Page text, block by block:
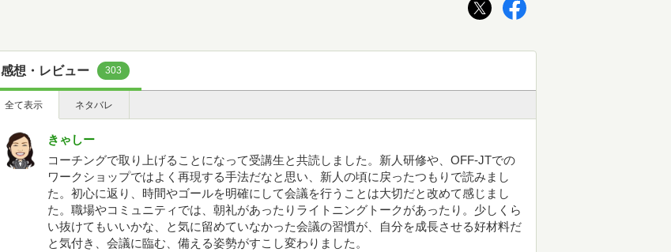
感想・レビュー 303
全て表示 ネタバレ
きゃしー
コーチングで取り上げることになって受講生と共読しました。新人研修や、OFF-JTでの
ワークショップではよく再現する手法だなと思い、新人の頃に戻ったつもりで読みまし
た。初心に返り、時間やゴールを明確にして会議を行うことは大切だと改めて感じまし
た。職場やコミュニティでは、朝礼があったりライトニングトークがあったり。少しくら
い抜けてもいいかな、と気に留めていなかった会議の習慣が、自分を成長させる好材料だ
と気付き、会議に臨む、備える姿勢がすこし変わりました。